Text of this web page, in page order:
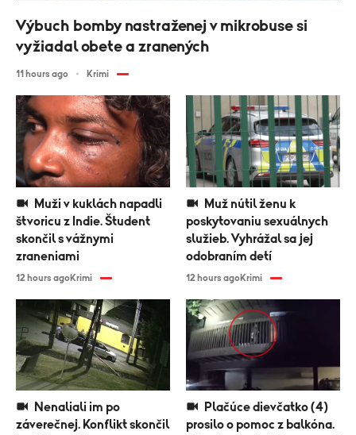
Výbuch bomby nastraženej v mikrobuse si
vyžiadal obete a zranených
11 hours ago Krimi
štvoricu z Indie. Študent
skončil s vážnymi
zraneniami
12 hours agoKrimi
poskytovaniu sexuálnych
služieb. Vyhrážal sa jej
odobraním detí
12 hours agoKrimi
záverečnej. Konflikt skončil
prosilo o pomoc z balkóna.